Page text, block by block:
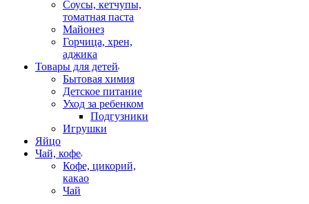
Соусы, кетчупы,
томатная паста
Майонез
Горчица, хрен,
аджика
Товары для детей
Бытовая химия
Детское питание
Уход за ребенком
Подгузники
Игрушки
Яйцо
Чай, кофе
Кофе, цикорий,
какао
Чай